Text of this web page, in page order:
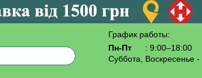
График работы:
Пн-Пт
: 9:00–18:00
Суббота, Воскресенье -